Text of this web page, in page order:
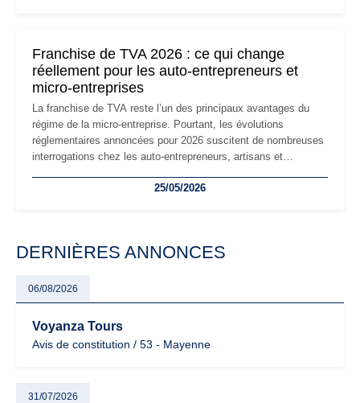
Franchise de TVA 2026 : ce qui change
réellement pour les auto-entrepreneurs et
micro-entreprises
La franchise de TVA reste l’un des principaux avantages du
régime de la micro-entreprise. Pourtant, les évolutions
réglementaires annoncées pour 2026 suscitent de nombreuses
interrogations chez les auto-entrepreneurs, artisans et
facturation ou risque de bascule vers la TVA : les règles
25/05/2026
DERNIÈRES ANNONCES
06/08/2026
Voyanza Tours
Avis de constitution / 53 - Mayenne
31/07/2026